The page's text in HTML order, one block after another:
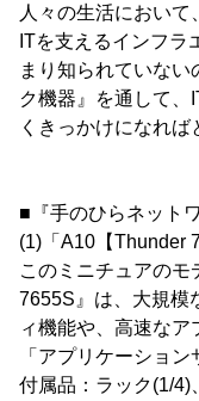
人々の生活において
ITを支えるインフラ
まり知られていな
ク機器』を通して
くきっかけになれば
■『手のひらネット
(1)「A10【Thunder
このミニチュアの
7655S』は、大規模
ィ機能や、高速な
「アプリケーショ
付属品：ラック(1/4)